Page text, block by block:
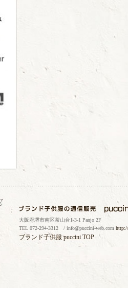
大阪府堺市南区茶山台1-3-1 Panjo 2F
TEL 072-294-3312 / info@puccini-web.com
ブランド子供服puccini TOP